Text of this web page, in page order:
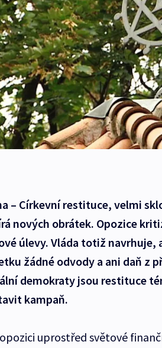
– Církevní restituce, velmi
nových obrátek. Opozice
úlevy. Vláda totiž navrhuje,
žádné odvody a ani daň z
demokraty jsou restituce
kampaň.
uprostřed světové